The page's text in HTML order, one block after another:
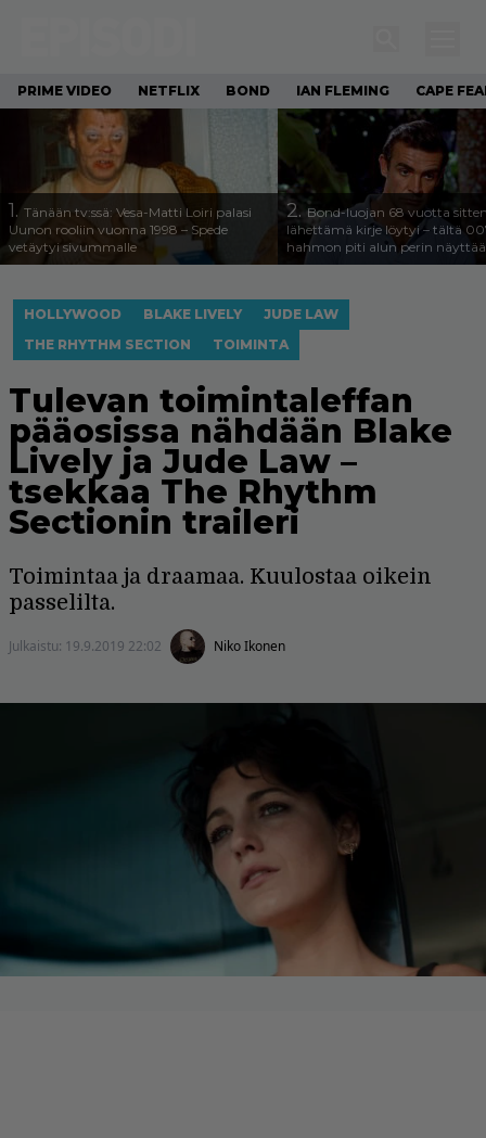
PRIME VIDEO NETFLIX BOND IAN FLEMING CAPE
1. Tänään tv:ssä: Vesa-Matti Loiri palasi
Uunon rooliin vuonna 1998 – Spede
vetäytyi sivummalle
2.Bond-luojan 68 vuotta
lähettämä kirje löytyi – tältä
hahmon piti alun perin näyttää
HOLLYWOOD BLAKE LIVELY
JUDE LAW
THE RHYTHM SECTION
TOIMINTA
Tulevan toimintaleffan
pääosissa nähdään Blake
Lively ja Jude Law –
tsekkaa The Rhythm
Sectionin traileri
Toimintaa ja draamaa. Kuulostaa oikein
passelilta.
Julkaistu: 19.9.2019 22:02 Niko Ikonen